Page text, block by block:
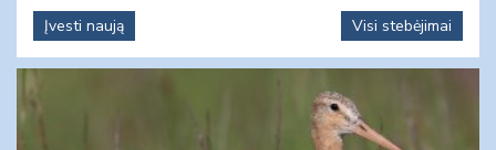
Įvesti naują
Visi stebėjimai